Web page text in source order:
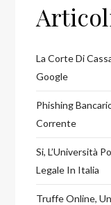
La Corte Di
Google
Phishing
Corrente
Si, L’Università
Legale In Italia
Truffe Online,